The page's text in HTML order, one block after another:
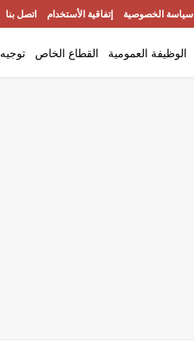
سياسة الخصوصية إتفاقية الأستخدام اتصل بنا
الوظيفة العمومية القطاع الخاص توجيه